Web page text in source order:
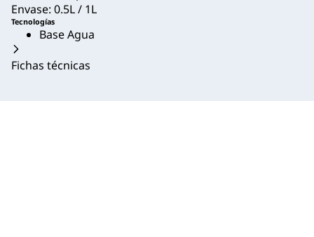
Envase: 0.5L / 1L
Tecnologías
Base Agua
Fichas técnicas